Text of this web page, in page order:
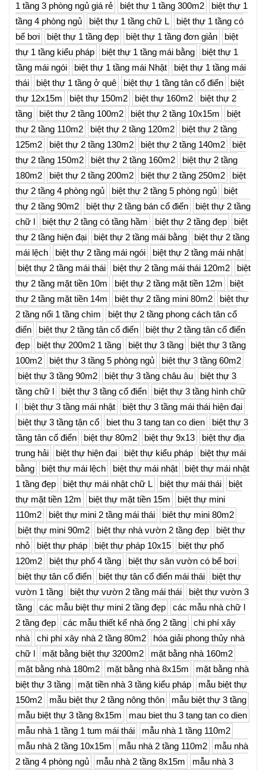
1 tầng 3 phòng ngủ giá rẻ
biệt thự 1 tầng 300m2
biệt thự 1
tầng 4 phòng ngủ
biệt thự 1 tầng chữ L
biệt thự 1 tầng có
bể bơi
biệt thự 1 tầng đẹp biệt thự 1 tầng đơn giản
biệt
thự 1 tầng kiểu pháp
biệt thự 1 tầng mái bằng
biệt thự 1
tầng mái ngói
biệt thự 1 tầng mái Nhật
biệt thự 1 tầng mái
thái
biệt thự 1 tầng ở quê biệt thự 1 tầng tân cổ điển
biệt
thự 12x15m
biệt thự 150m2 biệt thự 160m2
biệt thự 2
tầng
biệt thự 2 tầng 100m2 biệt thự 2 tầng 10x15m
biệt
thự 2 tầng 110m2
biệt thự 2 tầng 120m2
biệt thự 2 tầng
125m2
biệt thự 2 tầng 130m2 biệt thự 2 tầng 140m2
biệt
thự 2 tầng 150m2
biệt thự 2 tầng 160m2
biệt thự 2 tầng
180m2
biệt thự 2 tầng 200m2 biệt thự 2 tầng 250m2
biệt
thự 2 tầng 4 phòng ngủ
biệt thự 2 tầng 5 phòng ngủ
biệt
thự 2 tầng 90m2
biệt thự 2 tầng bán cổ điển
biệt thự 2 tầng
chữ l
biệt thự 2 tầng có tầng hầm biệt thự 2 tầng đẹp
biệt
thự 2 tầng hiện đại
biệt thự 2 tầng mái bằng
biệt thự 2 tầng
mái lệch
biệt thự 2 tầng mái ngói
biệt thự 2 tầng mái nhật
biệt thự 2 tầng mái thái
biệt thự 2 tầng mái thái 120m2
biệt
thự 2 tầng mặt tiền 10m
biệt thự 2 tầng mặt tiền 12m
biệt
thự 2 tầng mặt tiền 14m
biệt thự 2 tầng mini 80m2
biệt thự
2 tầng nổi 1 tầng chìm
biệt thự 2 tầng phong cách tân cổ
điển
biệt thự 2 tầng tân cổ điển
biệt thự 2 tầng tân cổ điển
đẹp
biệt thự 200m2 1 tầng biệt thự 3 tầng
biệt thự 3 tầng
100m2
biệt thự 3 tầng 5 phòng ngủ
biệt thự 3 tầng 60m2
biệt thự 3 tầng 90m2
biệt thự 3 tầng châu âu
biệt thự 3
tầng chữ l
biệt thự 3 tầng cổ điển
biệt thự 3 tầng hình chữ
biệt thự 3 tầng mái nhật
biệt thự 3 tầng mái thái hiện đại
biệt thự 3 tầng tận cổ
biet thu 3 tang tan co dien
biệt thự 3
tầng tân cổ điển
biệt thự 80m2 biệt thự 9x13
biệt thự địa
trung hải
biệt thự hiện đại biệt thự kiểu pháp
biệt thự mái
bằng
biệt thự mái lệch biệt thự mái nhật
biệt thự mái nhật
1 tầng đẹp
biệt thự mái nhật chữ L biệt thự mái thái
biệt
thự mặt tiền 12m
biệt thự mặt tiền 15m
biệt thự mini
110m2
biệt thự mini 2 tầng mái thái
biêt thự mini 80m2
biệt thự mini 90m2
biệt thự nhà vườn 2 tầng đẹp
biệt thự
nhỏ
biệt thự pháp biệt thự pháp 10x15
biệt thự phố
120m2
biệt thự phố 4 tầng
biệt thự sân vườn có bể bơi
biệt thự tân cổ điển
biệt thự tân cổ điển mái thái
biệt thự
vườn 1 tầng
biệt thự vườn 2 tầng mái thái
biệt thự vườn 3
tầng
các mẫu biệt thự mini 2 tầng đẹp
các mẫu nhà chữ l
2 tầng đẹp
các mẫu thiết kế nhà ống 2 tầng
chi phí xây
nhà
chi phí xây nhà 2 tầng 80m2
hóa giải phong thủy nhà
chữ l
mặt bằng biệt thự 3200m2
mặt bằng nhà 160m2
mặt bằng nhà 180m2
mặt bằng nhà 8x15m
mặt bằng nhà
biệt thự 3 tầng
mặt tiền nhà 3 tầng kiểu pháp
mẫu biệt thự
150m2
mẫu biệt thự 2 tầng nông thôn
mẫu biệt thự 3 tầng
mẫu biệt thự 3 tầng 8x15m
mau biet thu 3 tang tan co dien
mẫu nhà 1 tầng 1 tum mái thái
mẫu nhà 1 tầng 110m2
mẫu nhà 2 tầng 10x15m
mẫu nhà 2 tầng 110m2
mẫu nhà
2 tầng 4 phòng ngủ
mẫu nhà 2 tầng 8x15m
mẫu nhà 3